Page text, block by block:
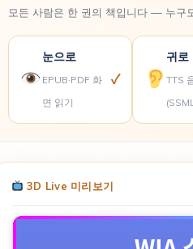
모든 사람은 한 권의 책입니다 — 누구
눈으로
EPUB·PDF 화
면 읽기
✓
귀로
TTS
3D Live 미리보기